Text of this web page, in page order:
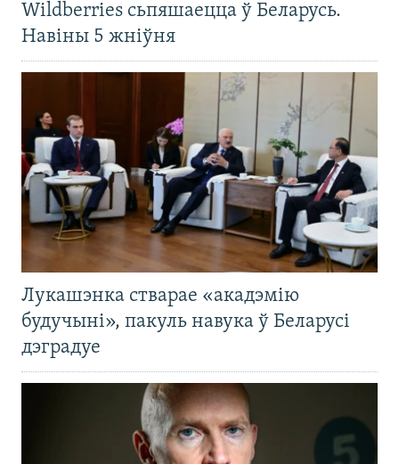
Wildberries сьпяшаецца ў Беларусь.
Навіны 5 жніўня
Лукашэнка стварае «акадэмію
будучыні», пакуль навука ў Беларусі
дэградуе